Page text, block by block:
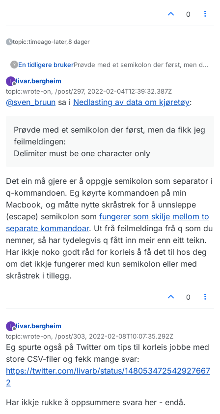
0
topic:timeago-later,8 dager
? En tidligere brukerPrøvde med et semikolon der først, men da
L
Frakoblet
livar.bergheim
topic:wrote-on, /post/297, 2022-02-04T12:39:32.387Z
Sist endret av
@sven_bruun sa i Nedlasting av data om kjøretøy:
Prøvde med et semikolon der først, men da fikk jeg
feilmeldingen:
Delimiter must be one character only
Det ein må gjere er å oppgje semikolon som separator i
q-kommandoen. Eg køyrte kommandoen på min
Macbook, og måtte nytte skråstrek for å unnsleppe
(escape) semikolon som fungerer som skilje mellom to
separate kommandoar. Ut frå feilmeldinga frå q som du
nemner, så har tydelegvis q fått inn meir enn eitt teikn.
Har ikkje noko godt råd for korleis å få det til hos deg
om det ikkje fungerer med kun semikolon eller med
skråstrek i tillegg.
0
L
Frakoblet
livar.bergheim
topic:wrote-on, /post/303, 2022-02-08T10:07:35.292Z
Sist endret av
Eg spurte også på Twitter om tips til korleis jobbe med
store CSV-filer og fekk mange svar:
https://twitter.com/livarb/status/148053472542927667
2
Har ikkje rukke å oppsummere svara her - endå.